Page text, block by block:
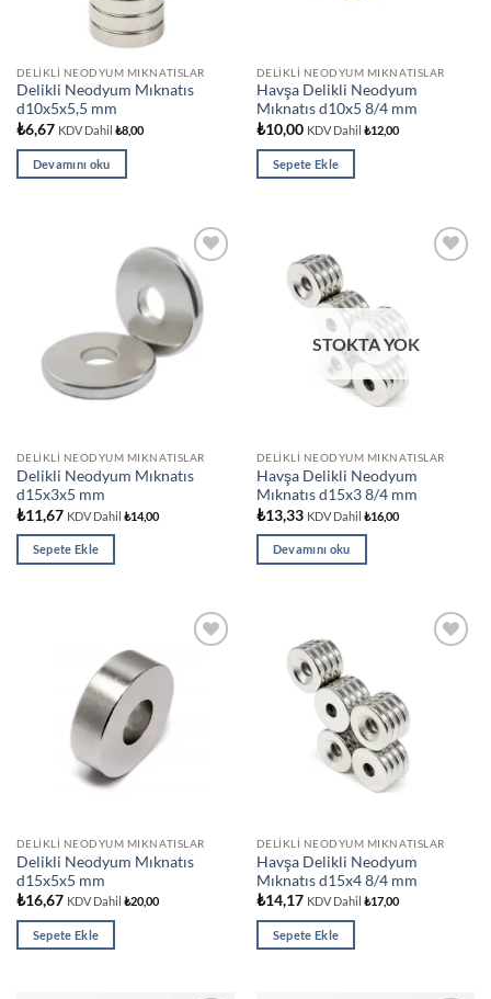
DELIKLI NEODYUM MIKNATISLAR
Delikli Neodyum Mıknatıs
d10x5x5,5 mm
₺6,67 KDV Dahil ₺8,00
Devamını oku
DELIKLI NEODYUM MIKNATISLAR
Havşa Delikli Neodyum
Mıknatıs d10x5 8/4 mm
₺10,00 KDV Dahil ₺12,00
Sepete Ekle
Add to
wishlist
DELIKLI NEODYUM MIKNATISLAR
Delikli Neodyum Mıknatıs
d15x3x5 mm
₺11,67 KDV Dahil ₺14,00
Sepete Ekle
STOKTA YOK
DELIKLI NEODYUM MIKNATISLAR
Havşa Delikli Neodyum
Mıknatıs d15x3 8/4 mm
₺13,33 KDV Dahil ₺16,00
Devamını oku
DELIKLI NEODYUM MIKNATISLAR
Delikli Neodyum Mıknatıs
d15x5x5 mm
₺16,67 KDV Dahil ₺20,00
Sepete Ekle
DELIKLI NEODYUM MIKNATISLAR
Havşa Delikli Neodyum
Mıknatıs d15x4 8/4 mm
₺14,17 KDV Dahil ₺17,00
Sepete Ekle